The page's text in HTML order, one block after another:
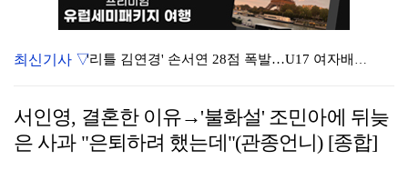
'리틀 김연경' 손서연 28점 폭발…U17 여자배구, …
표창원, 남규리에 15년만 공개 사과…"내가 틀렸다"
최신기사 ▽
서인영, 결혼한 이유→'불화설' 조민아에 뒤늦
은 사과 "은퇴하려 했는데"(관종언니) [종합]